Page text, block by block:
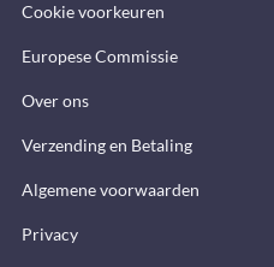
Cookie voorkeuren
Europese Commissie
Over ons
Verzending en Betaling
Algemene voorwaarden
Privacy